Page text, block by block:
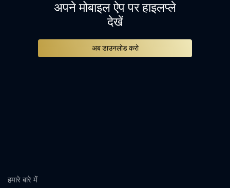
अपने मोबाइल ऐप पर हाइलप्ले
देखें
अब डाउनलोड करो
हमारे बारे में